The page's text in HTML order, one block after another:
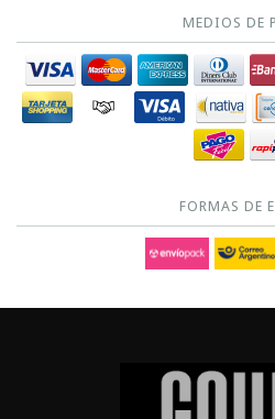
MEDIOS DE
FORMAS DE